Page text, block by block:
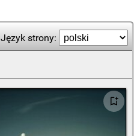
Język strony: